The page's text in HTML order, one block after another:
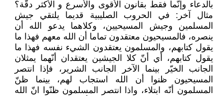
بالدعاء وإنّما فقط بقانون الأقوى والأسرع و الأكثر دقّة؟
مثال آخر: في الحروب الصليبية قديما يلتقي جيش
المسلمين وجيش المسيحيين، وكلاهما يدعو الله أن
ينصره، فالمسيحيون معتقدون تماما أن الله معهم فهذا ما
يقول كتابهم، والمسلمون يعتقدون الشيء نفسه فهذا ما
يقول كتابهم، أي أنّ كلا الجيشين يعتقدان أنّهما يمثلان
الجانب الخيّر بينما الآخر الجانب الشرير، فإذا انتصر
المسيحيون ظنوا أن الله استجاب لهم، بينما ظنّ
المسلمون أنّه ابتلاء، واذا انتصر المسلمون ظنّوا انّ الله